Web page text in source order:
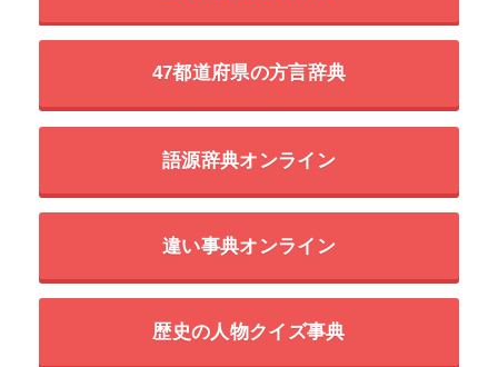
47都道府県の方言辞典
語源辞典オンライン
違い事典オンライン
歴史の人物クイズ事典